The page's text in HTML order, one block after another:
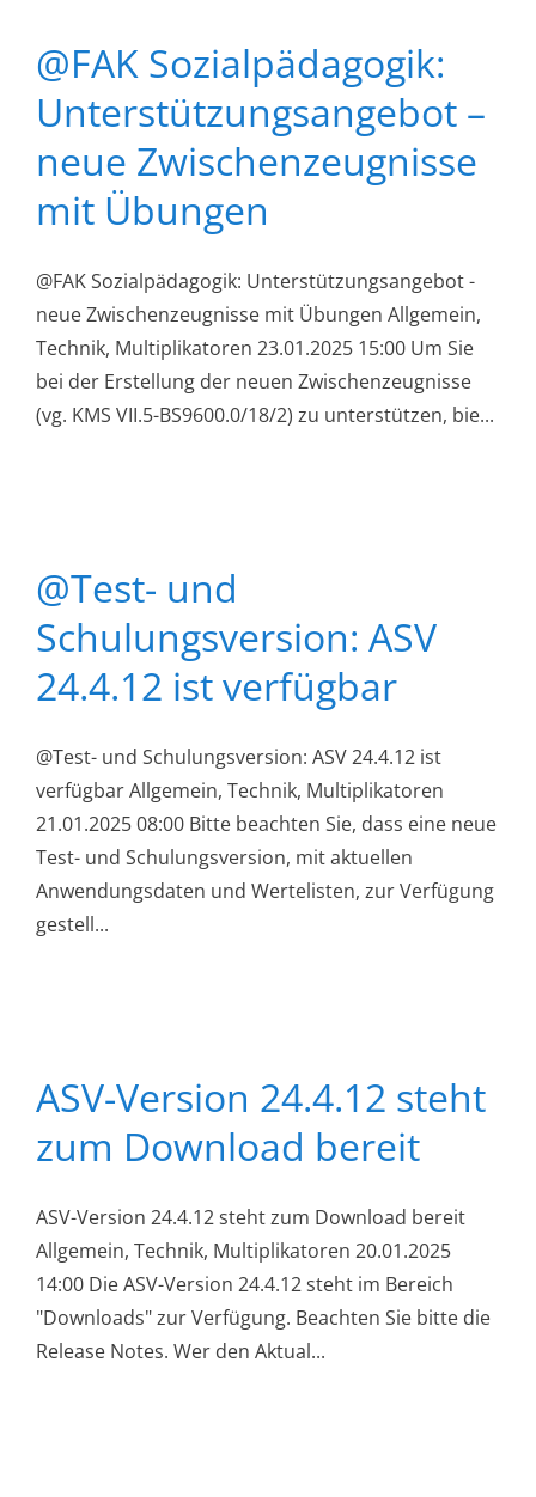
@FAK Sozialpädagogik:
Unterstützungsangebot –
neue Zwischenzeugnisse
mit Übungen
@FAK Sozialpädagogik: Unterstützungsangebot -
neue Zwischenzeugnisse mit Übungen Allgemein,
Technik, Multiplikatoren 23.01.2025 15:00 Um Sie
bei der Erstellung der neuen Zwischenzeugnisse
(vg. KMS VII.5-BS9600.0/18/2) zu unterstützen, bie...
@Test- und
Schulungsversion: ASV
24.4.12 ist verfügbar
@Test- und Schulungsversion: ASV 24.4.12 ist
verfügbar Allgemein, Technik, Multiplikatoren
21.01.2025 08:00 Bitte beachten Sie, dass eine neue
Test- und Schulungsversion, mit aktuellen
Anwendungsdaten und Wertelisten, zur Verfügung
gestell...
ASV-Version 24.4.12 steht
zum Download bereit
ASV-Version 24.4.12 steht zum Download bereit
Allgemein, Technik, Multiplikatoren 20.01.2025
14:00 Die ASV-Version 24.4.12 steht im Bereich
"Downloads" zur Verfügung. Beachten Sie bitte die
Release Notes. Wer den Aktual...